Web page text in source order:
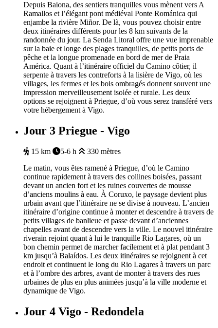
Depuis Baiona, des sentiers tranquilles vous mènent vers A
Ramallos et l’élégant pont médiéval Ponte Románica qui
enjambe la rivière Miñor. De là, vous pouvez choisir entre
deux itinéraires différents pour les 8 km suivants de la
randonnée du jour. La Senda Litoral offre une vue imprenable
sur la baie et longe des plages tranquilles, de petits ports de
pêche et la longue promenade en bord de mer de Praia
América. Quant à l’itinéraire officiel du Camino côtier, il
serpente à travers les contreforts à la lisière de Vigo, où les
villages, les fermes et les bois ombragés donnent souvent une
impression merveilleusement isolée et rurale. Les deux
options se rejoignent à Priegue, d’où vous serez transféré vers
votre hébergement à Vigo.
Jour 3 Priegue - Vigo
15 km 5-6 h
330 mètres
Le matin, vous êtes ramené à Priegue, d’où le Camino
continue rapidement à travers des collines boisées, passant
devant un ancien fort et les ruines couvertes de mousse
d’anciens moulins à eau. À Coruxo, le paysage devient plus
urbain avant que l’itinéraire ne se divise à nouveau. L’ancien
itinéraire d’origine continue à monter et descendre à travers de
petits villages de banlieue et passe devant d’anciennes
chapelles avant de descendre vers la ville. Le nouvel itinéraire
riverain rejoint quant à lui le tranquille Rio Lagares, où un
bon chemin permet de marcher facilement et à plat pendant 3
km jusqu’à Balaídos. Les deux itinéraires se rejoignent à cet
endroit et continuent le long du Rio Lagares à travers un parc
et à l’ombre des arbres, avant de monter à travers des rues
urbaines de plus en plus animées jusqu’à la ville moderne et
dynamique de Vigo.
Jour 4 Vigo - Redondela